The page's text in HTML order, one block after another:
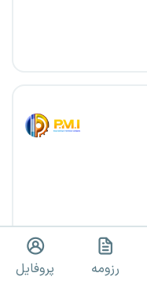
رزومه پروفایل